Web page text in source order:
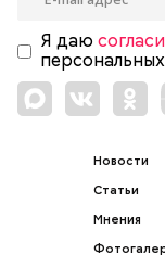
Я даю
Новости
Статьи
Мнения